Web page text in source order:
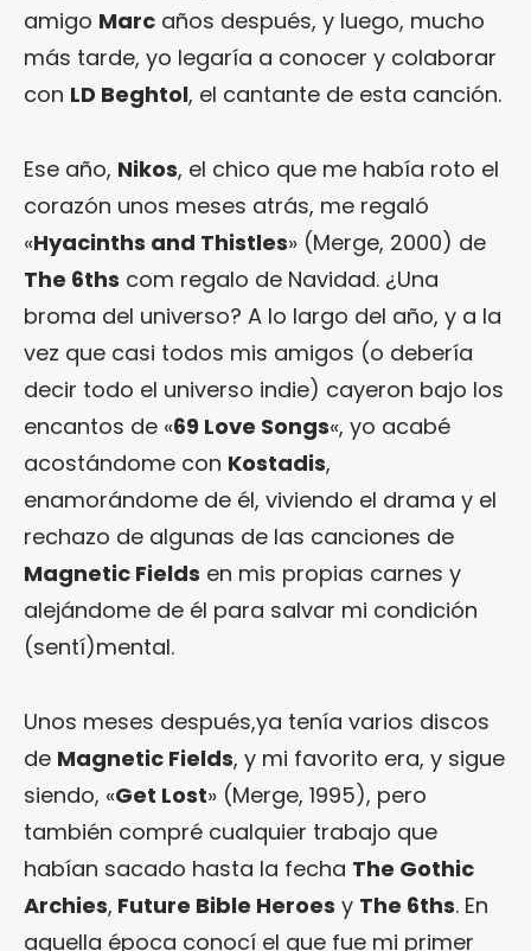
amigo Marc años después, y luego, mucho
más tarde, yo legaría a conocer y colaborar
con LD Beghtol, el cantante de esta canción.
Ese año, Nikos, el chico que me había roto el
corazón unos meses atrás, me regaló
«Hyacinths and Thistles» (Merge, 2000) de
The 6ths com regalo de Navidad. ¿Una
broma del universo? A lo largo del año, y a la
vez que casi todos mis amigos (o debería
decir todo el universo indie) cayeron bajo los
encantos de «69 Love Songs«, yo acabé
acostándome con Kostadis,
enamorándome de él, viviendo el drama y el
rechazo de algunas de las canciones de
Magnetic Fields en mis propias carnes y
alejándome de él para salvar mi condición
(sentí)mental.
Unos meses después,ya tenía varios discos
de Magnetic Fields, y mi favorito era, y sigue
siendo, «Get Lost» (Merge, 1995), pero
también compré cualquier trabajo que
habían sacado hasta la fecha The Gothic
Archies, Future Bible Heroes y The 6ths. En
aquella época conocí el que fue mi primer